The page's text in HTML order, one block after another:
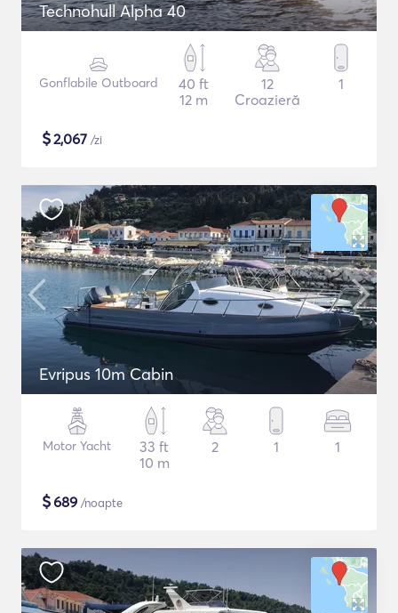
Technohull Alpha 40
Gonflabile Outboard
40 ft
12 m
12
Croazieră
1
$2,067 /zi
Evripus 10m Cabin
Motor Yacht
33 ft
10 m
2 1 1
$689 /noapte